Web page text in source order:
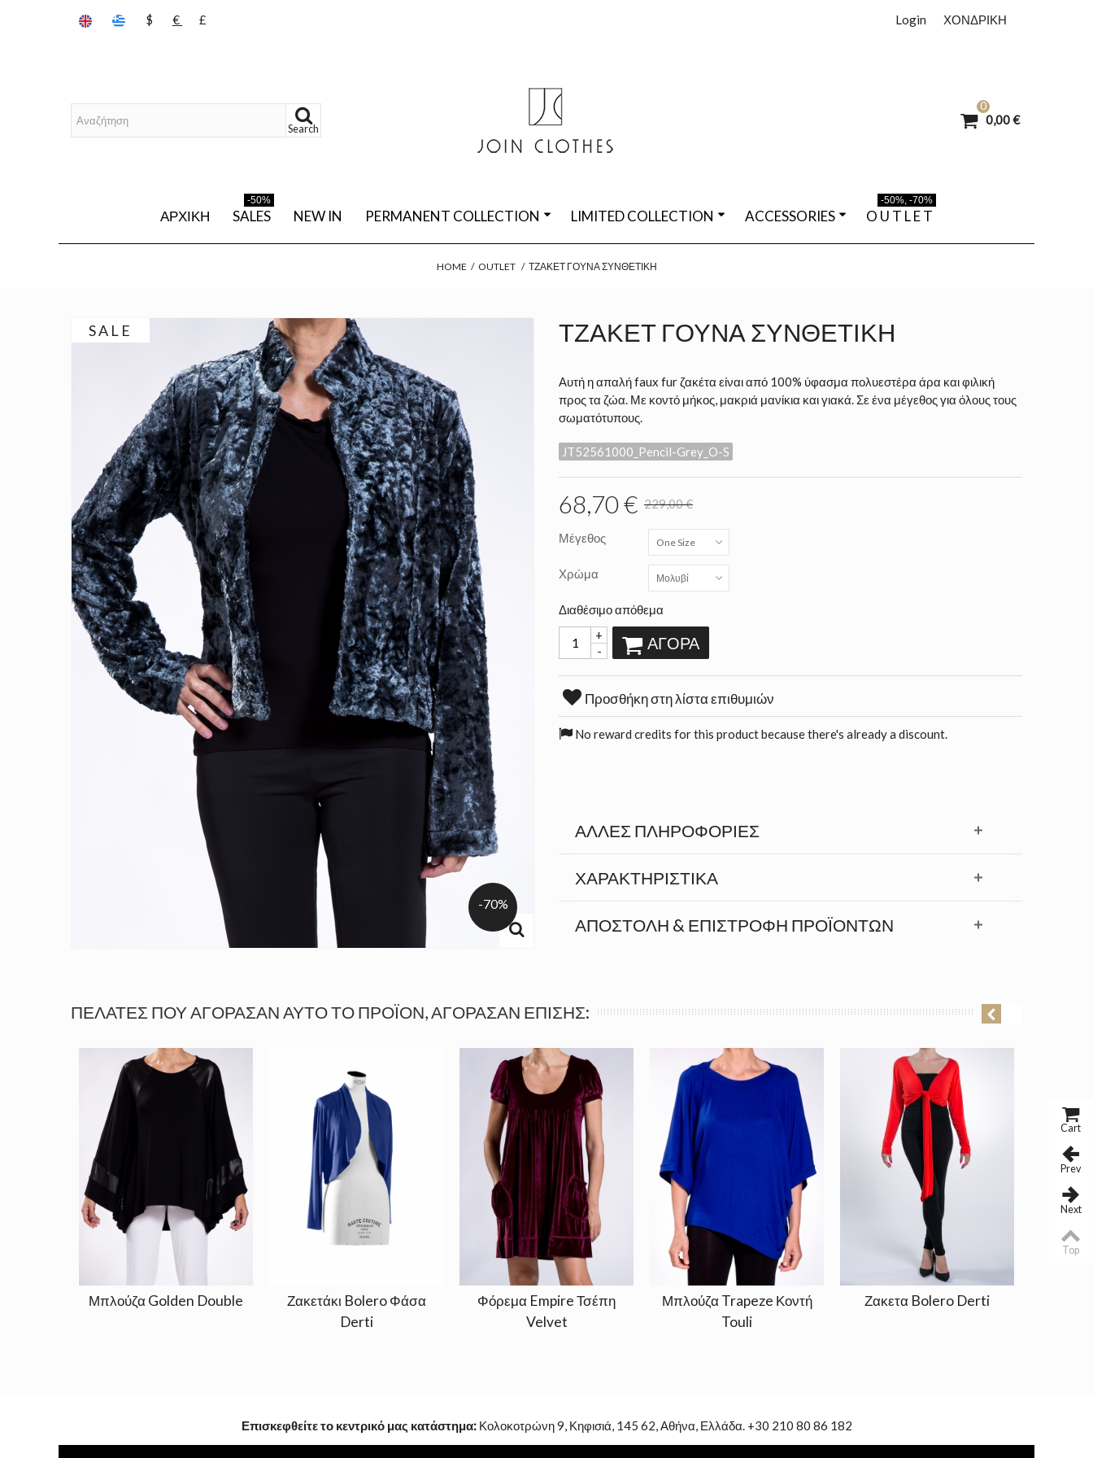
ΧΟΝΔΡΙΚΗ
Login
$ € £
Search
0
0,00 €
ΑΡΧΙΚΉ SALES
-50%
NEW IN PERMANENT COLLECTION LIMITED COLLECTION ACCESSORIES O U T L E T
-50%, -70%
HOME / OUTLET / ΤΖΆΚΕΤ ΓΟΎΝΑ ΣΥΝΘΕΤΙΚΉ
SALE
-70%
ΤΖΆΚΕΤ ΓΟΎΝΑ ΣΥΝΘΕΤΙΚΉ
Αυτή η απαλή faux fur ζακέτα είναι από 100% ύφασμα πολυεστέρα άρα και φιλική
προς τα ζώα. Με κοντό μήκος, μακριά μανίκια και γιακά. Σε ένα μέγεθος για όλους τους
σωματότυπους.
JT52561000_Pencil-Grey_O-S
68,70 € 229,00 €
Μέγεθος One Size
Χρώμα Μολυβί
Διαθέσιμο απόθεμα
-
+ ΑΓΟΡΆ
Προσθήκη στη λίστα επιθυμιών
No reward credits for this product because there's already a discount.
ΆΛΛΕΣ ΠΛΗΡΟΦΟΡΊΕΣ
ΧΑΡΑΚΤΗΡΙΣΤΙΚΆ
ΑΠΟΣΤΟΛΉ & ΕΠΙΣΤΡΟΦΉ ΠΡΟΪΟΝΤΩΝ
ΠΕΛΆΤΕΣ ΠΟΥ ΑΓΌΡΑΣΑΝ ΑΥΤΌ ΤΟ ΠΡΟΪΌΝ, ΑΓΌΡΑΣΑΝ ΕΠΊΣΗΣ:
Μπλούζα Golden Double
Ζακετάκι Bolero Φάσα
Derti
Φόρεμα Empire Τσέπη
Velvet
Μπλούζα Trapeze Κοντή
Touli
Ζακετα Bolero Derti
Επισκεφθείτε το κεντρικό μας κατάστημα:Κολοκοτρώνη 9, Κηφισιά, 145 62, Αθήνα, Ελλάδα. +30 210 80 86 182
Cart
Prev
Next
Top